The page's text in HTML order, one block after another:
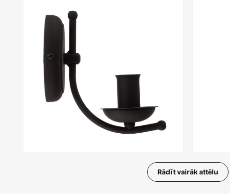
Rādīt vairāk attēlu